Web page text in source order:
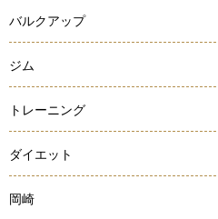
バルクアップ
ジム
トレーニング
ダイエット
岡崎